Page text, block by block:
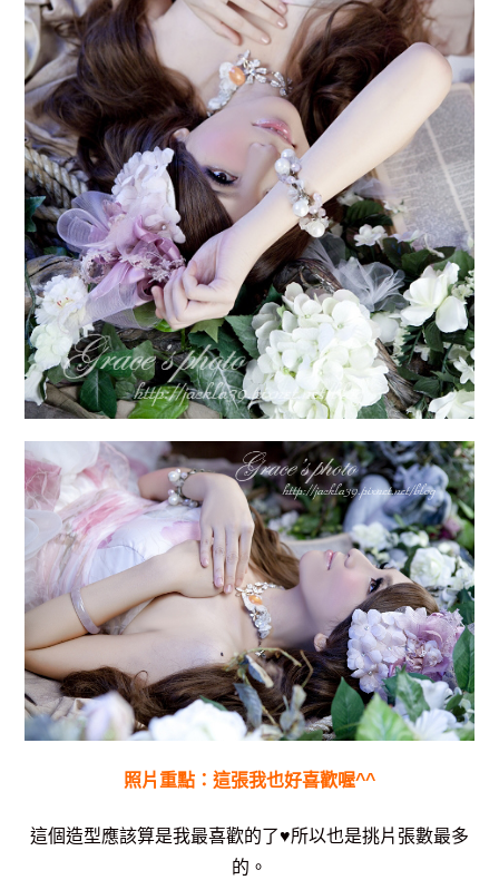
照片重點：這張我也好喜歡喔^^
這個造型應該算是我最喜歡的了♥所以也是挑片張數最多
的。